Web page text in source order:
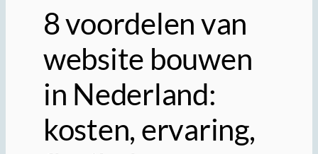
8 voordelen van
website bouwen
in Nederland:
kosten, ervaring,